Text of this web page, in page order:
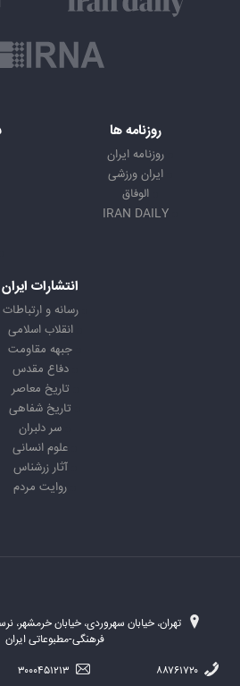
روزنامه ها
روزنامه ایران
ایران ورزشی
الوفاق
IRAN DAILY
انتشارات ایران
رسانه و ارتباطات
انقلاب اسلامی
جبهه مقاومت
دفاع مقدس
تاریخ معاصر
تاریخ شفاهی
سر دلبران
علوم انسانی
آثار زرشناس
روایت مردم
تهران، خیابان سهروردی، خیابان خرمشهر،
فرهنگی-مطبوعاتی ایران